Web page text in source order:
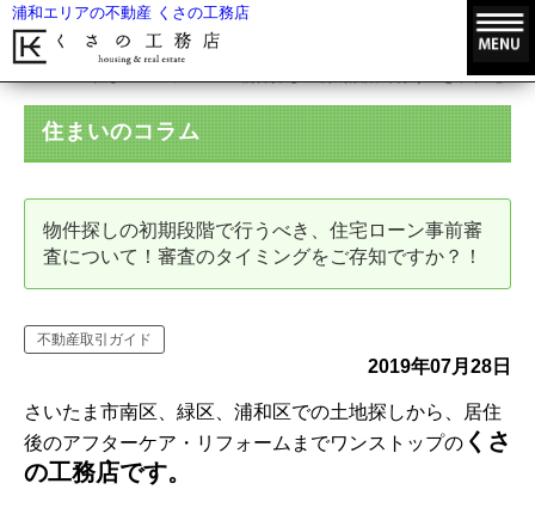
浦和エリアの不動産 くさの工務店
物件探しの初期段階で行うべき、住宅ロ
住まいのコラム
物件探しの初期段階で行うべき、住宅ローン事前審
査について！審査のタイミングをご存知ですか？！
不動産取引ガイド
2019年07月28日
さいたま市南区、緑区、浦和区での土地探しから、居住
後のアフターケア・リフォームまでワンストップの くさ
の工務店です。